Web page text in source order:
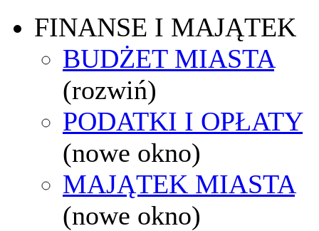
FINANSE I MAJĄTEK
BUDŻET MIASTA
(rozwiń)
PODATKI I OPŁATY
(nowe okno)
MAJĄTEK MIASTA
(nowe okno)